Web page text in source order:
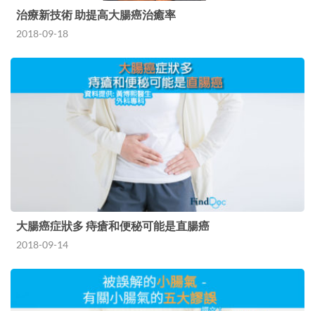
治療新技術 助提高大腸癌治癒率
2018-09-18
大腸癌症狀多 痔瘡和便秘可能是直腸癌
2018-09-14